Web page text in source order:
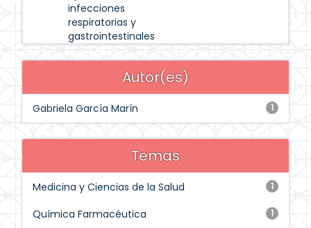
infecciones
respiratorias y
gastrointestinales
Autor(es)
1
Gabriela García Marín
Temas
1
Medicina y Ciencias de la Salud
1
Química Farmacéutica